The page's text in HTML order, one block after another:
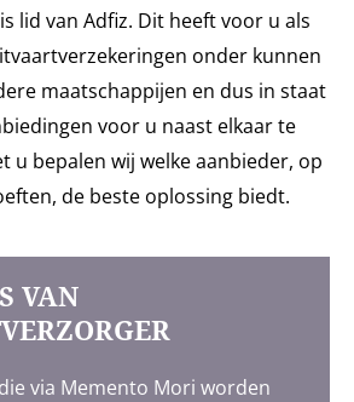
lid van Adfiz. Dit heeft voor u als
onder kunnen
maatschappijen en dus in staat
voor u naast elkaar te
u bepalen wij welke aanbieder, op
de beste oplossing biedt.
VAN
via Memento Mori worden